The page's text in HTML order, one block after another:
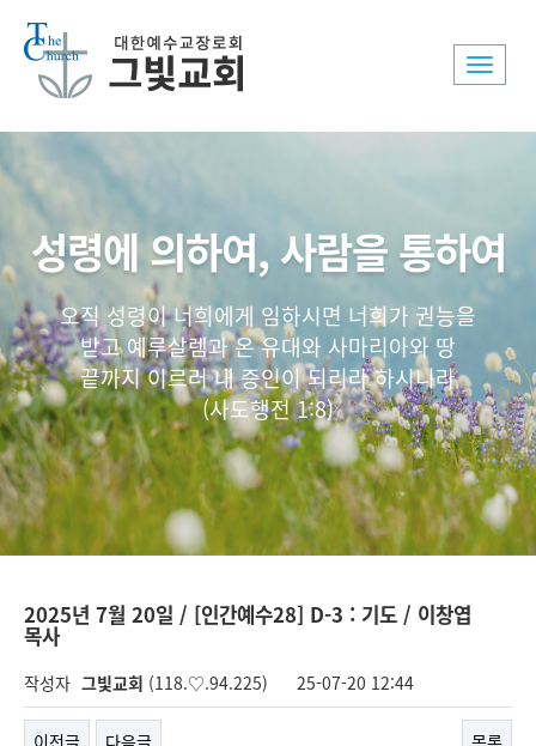
Toggle
성령에 의하여, 사람을 통하여
오직 성령이 너희에게 임하시면 너희가 권능을
받고 예루살렘과 온 유대와 사마리아와 땅
끝까지 이르러 내 증인이 되리라 하시니라
(사도행전 1:8)
2025년 7월 20일 / [인간예수28] D-3 : 기도 / 이창엽
목사
작성자 그빛교회 (118.♡.94.225) 25-07-20 12:44
이전글 다음글 목록